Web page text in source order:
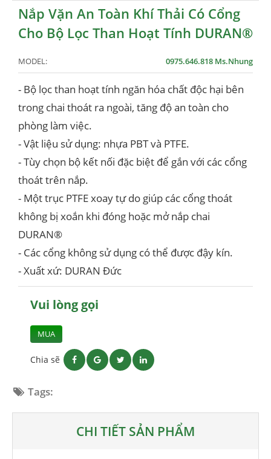
Nắp Vặn An Toàn Khí Thải Có Cổng
Cho Bộ Lọc Than Hoạt Tính DURAN®
MODEL: 0975.646.818 Ms.Nhung
- Bộ lọc than hoạt tính ngăn hóa chất độc hại bên
trong chai thoát ra ngoài, tăng độ an toàn cho
phòng làm việc.
- Vật liệu sử dụng: nhựa PBT và PTFE.
- Tùy chọn bộ kết nối đặc biệt để gắn với các cổng
thoát trên nắp.
- Một trục PTFE xoay tự do giúp các cổng thoát
không bị xoắn khi đóng hoặc mở nắp chai
DURAN®
- Các cổng không sử dụng có thể được đậy kín.
- Xuất xứ: DURAN Đức
Vui lòng gọi
MUA
Chia sẽ
Tags:
CHI TIẾT SẢN PHẨM